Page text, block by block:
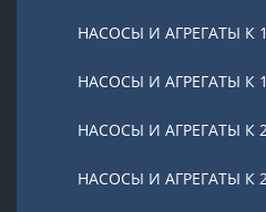
НАСОСЫ И АГРЕГАТЫ К
НАСОСЫ И АГРЕГАТЫ К
НАСОСЫ И АГРЕГАТЫ К
НАСОСЫ И АГРЕГАТЫ К